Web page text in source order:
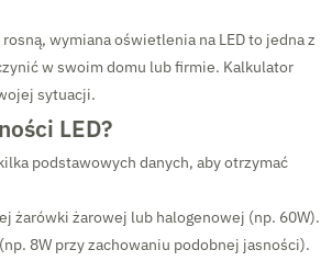
wymiana oświetlenia na LED to jedna z
w swoim domu lub firmie. Kalkulator
sytuacji.
LED?
podstawowych danych, aby otrzymać
żarówki żarowej lub halogenowej (np. 60W).
8W przy zachowaniu podobnej jasności).